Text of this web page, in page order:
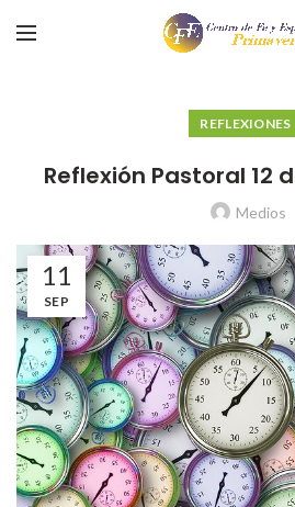
REFLEXIONES
Reflexión Pastoral 12
Medios
11
SEP